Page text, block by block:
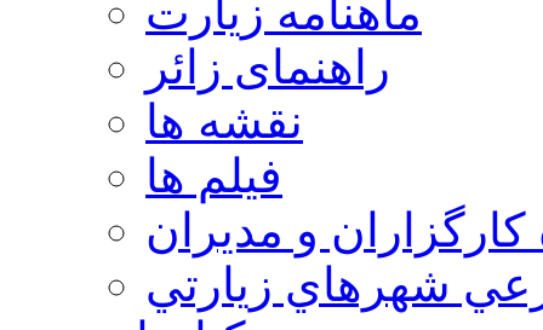
ماهنامه زیارت
راهنمای زائر
نقشه ها
فیلم ها
كارگزاران و مديران
شهرهاي زيارتي